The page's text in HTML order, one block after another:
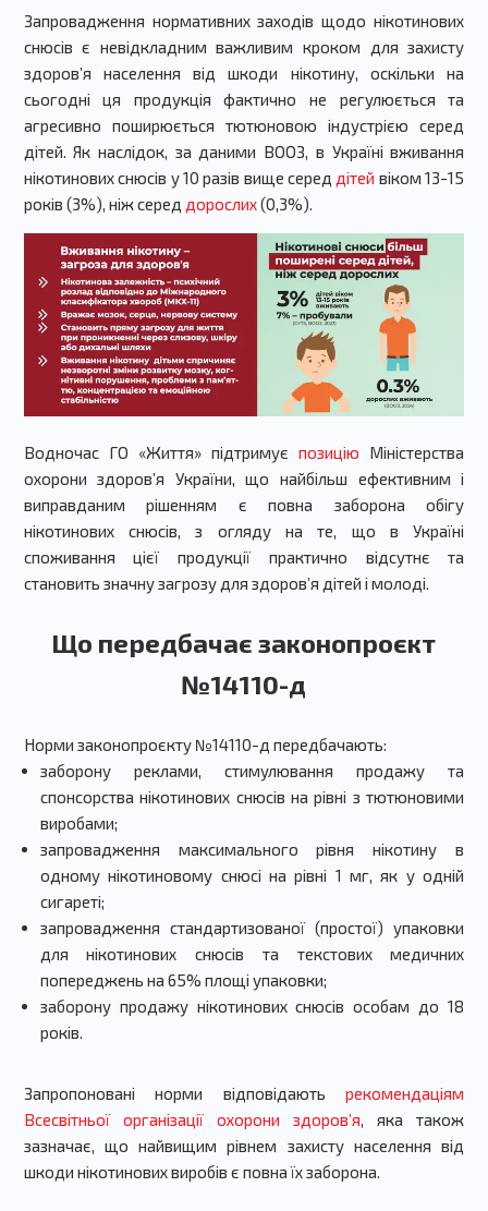
Запровадження нормативних заходів щодо нікотинових
снюсів є невідкладним важливим кроком для захисту
здоровʼя населення від шкоди нікотину, оскільки на
сьогодні ця продукція фактично не регулюється та
агресивно поширюється тютюновою індустрією серед
дітей. Як наслідок, за даними ВООЗ, в Україні вживання
нікотинових снюсів у 10 разів вище серед дітей віком 13-15
років (3%), ніж серед дорослих(0,3%).
Водночас ГО «Життя» підтримуєпозицію Міністерства
охорони здоров’я України, що найбільш ефективним і
виправданим рішенням є повна заборона обігу
нікотинових снюсів, з огляду на те, що в Україні
споживання цієї продукції практично відсутнє та
становить значну загрозу для здоров’я дітей і молоді.
Що передбачає законопроєкт
№14110-д
Норми законопроєкту №14110-д передбачають:
заборону реклами, стимулювання продажу та
спонсорства нікотинових снюсів на рівні з тютюновими
виробами;
запровадження максимального рівня нікотину в
одному нікотиновому снюсі на рівні 1 мг, як у одній
сигареті;
запровадження стандартизованої (простої) упаковки
для нікотинових снюсів та текстових медичних
попереджень на 65% площі упаковки;
заборону продажу нікотинових снюсів особам до 18
років.
Запропоновані норми відповідаютьрекомендаціям
Всесвітньої організації охорони здоровʼя, яка також
зазначає, що найвищим рівнем захисту населення від
шкоди нікотинових виробів є повна їх заборона.